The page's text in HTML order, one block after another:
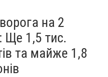
на 2
Ще 1,5 тис.
та майже 1,8